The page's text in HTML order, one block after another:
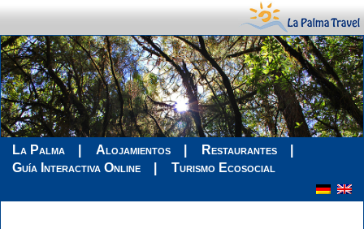
La Palma Alojamientos
Restaurantes
Guía Interactiva Online
Turismo Ecosocial